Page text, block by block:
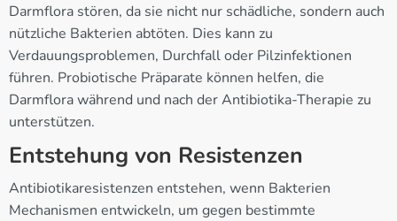
Darmflora stören, da sie nicht nur schädliche, sondern auch
nützliche Bakterien abtöten. Dies kann zu
Verdauungsproblemen, Durchfall oder Pilzinfektionen
führen. Probiotische Präparate können helfen, die
Darmflora während und nach der Antibiotika-Therapie zu
unterstützen.
Entstehung von Resistenzen
Antibiotikaresistenzen entstehen, wenn Bakterien
Mechanismen entwickeln, um gegen bestimmte